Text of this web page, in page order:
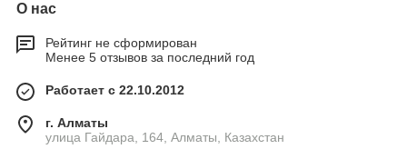
О нас
Рейтинг не сформирован
Менее 5 отзывов за последний год
Работает с 22.10.2012
г. Алматы
улица Гайдара, 164, Алматы, Казахстан